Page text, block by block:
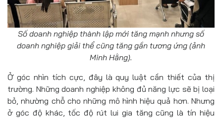
Số doanh nghiệp thành lập mới tăng mạnh nhưng số
doanh nghiệp giải thể cũng tăng gần tương ứng (ảnh
Minh Hằng).
Ở góc nhìn tích cực, đây là quy luật cần thiết của thị
trường. Những doanh nghiệp không đủ năng lực sẽ bị loại
bỏ, nhường chỗ cho những mô hình hiệu quả hơn. Nhưng
ở góc độ khác, tốc độ rút lui gia tăng cũng là tín hiệu